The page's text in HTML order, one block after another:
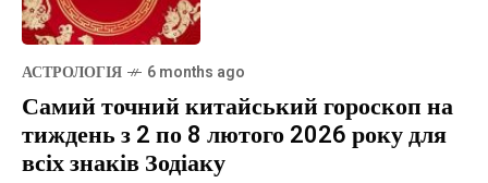
АСТРОЛОГІЯ 6 months ago
Самий точний китайський гороскоп на
тиждень з 2 по 8 лютого 2026 року для
всіх знаків Зодіаку